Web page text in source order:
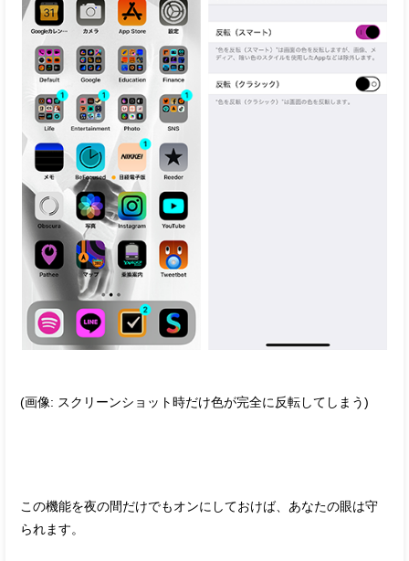
(画像: スクリーンショット時だけ色が完全に反転してしまう)
この機能を夜の間だけでもオンにしておけば、あなたの眼は守
られます。